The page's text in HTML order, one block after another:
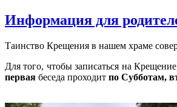
Информация для
Таинство Крещения в нашем храме
Для того, чтобы записаться на
первая беседа проходит по Субботам,